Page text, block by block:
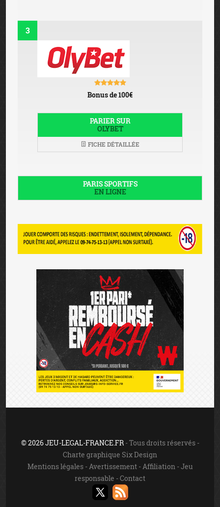
3
Bonus de 100€
PARIER SUR
OLYBET
FICHE DÉTAILLÉE
PARIS SPORTIFS
EN LIGNE
© 2026 JEU-LEGAL-FRANCE.FR- Tous droits réservés -
Charte graphique Six Design
Mentions légales- Avertissement- Affiliation -Jeu
responsable -Contact